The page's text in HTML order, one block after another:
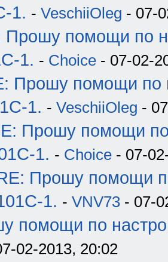
1. - VeschiiOleg - 07-
Прошу помощи по
1. - Choice - 07-02-
Прошу помощи по
1. - VeschiiOleg -
Прошу помощи
1. - Choice - 07-
Прошу помощи
1. - VNV73 - 07-
помощи по
02-2013, 20:02